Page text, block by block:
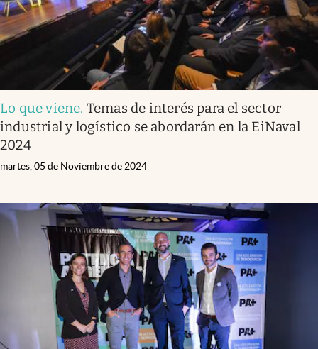
Lo que viene. Temas de interés para el sector
industrial y logístico se abordarán en la EiNaval
2024
martes, 05 de Noviembre de 2024